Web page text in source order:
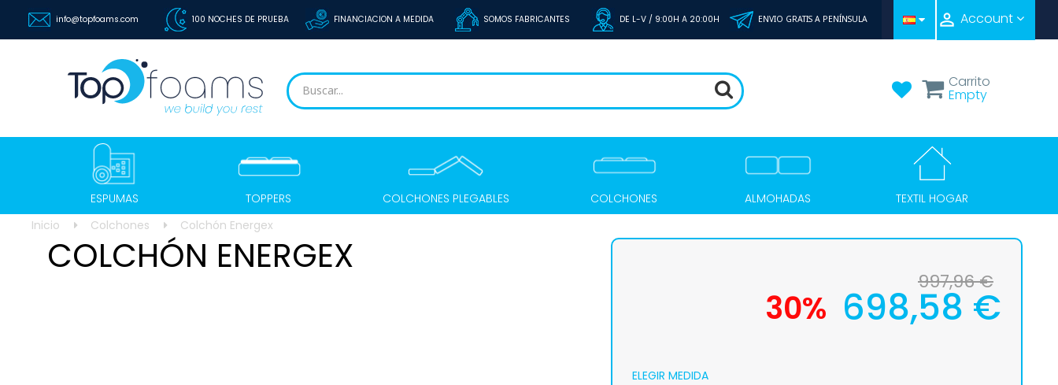
info@topfoams.com 100 NOCHES DE PRUEBA FINANCIACION A MEDIDA SOMOS FABRICANTES DE L-V / 9:00H A 20:00H ENVIO GRATIS A PENÍNSULA  Account
Carrito
Empty
ESPUMAS TOPPERS COLCHONES PLEGABLES COLCHONES ALMOHADAS
TEXTIL HOGAR
Inicio
Colchones Colchón Energex
COLCHÓN ENERGEX
997,96 €
698,58 €
30%
ELEGIR MEDIDA